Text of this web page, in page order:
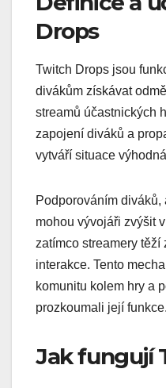
Drops
Twitch Drops jsou
divákům získávat
streamů účastnických
zapojení diváků a
vytváří situace
Podporováním diváků,
mohou vývojáři zvýšit
zatímco streamery
interakce. Tento
komunitu kolem hry a
prozkoumali její funkce.
Jak fungují